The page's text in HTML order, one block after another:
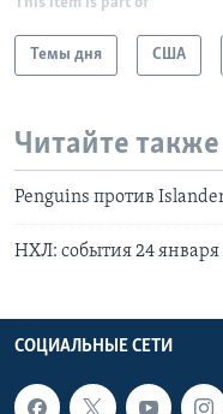
Темы дня США
Читайте также
Penguins против
НХЛ: события 24 января
СОЦИАЛЬНЫЕ СЕТИ